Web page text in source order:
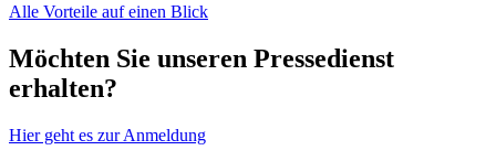
Alle Vorteile auf einen Blick
Möchten Sie unseren Pressedienst
erhalten?
Hier geht es zur Anmeldung